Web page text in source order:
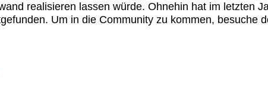
realisieren lassen würde. Ohnehin hat im letzten
Um in die Community zu kommen, besuche